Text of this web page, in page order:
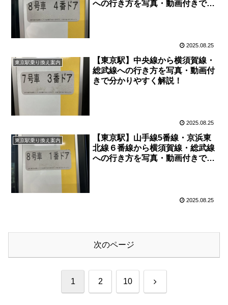
への行き方を写真・動画付きで分
2025.08.25
東京駅乗り換え案内
【東京駅】中央線から横須賀線・
総武線への行き方を写真・動画付
きで分かりやすく解説！
2025.08.25
東京駅乗り換え案内
【東京駅】山手線5番線・京浜東
北線６番線から横須賀線・総武線
への行き方を写真・動画付きで分
2025.08.25
次のページ
1 2 10 次